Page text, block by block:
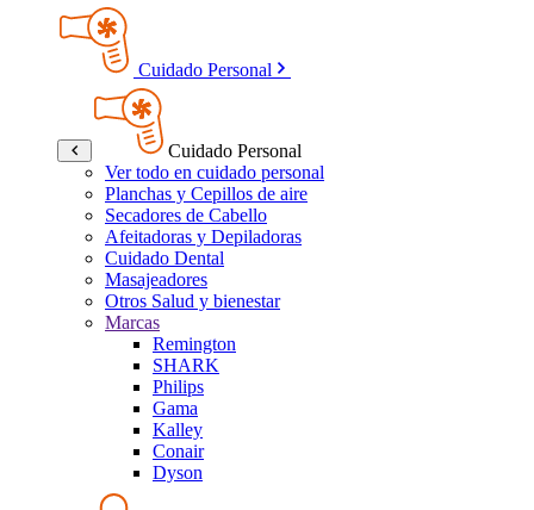
Cuidado Personal
Cuidado Personal
Ver todo en cuidado personal
Planchas y Cepillos de aire
Secadores de Cabello
Afeitadoras y Depiladoras
Cuidado Dental
Masajeadores
Otros Salud y bienestar
Marcas
Remington
SHARK
Philips
Gama
Kalley
Conair
Dyson